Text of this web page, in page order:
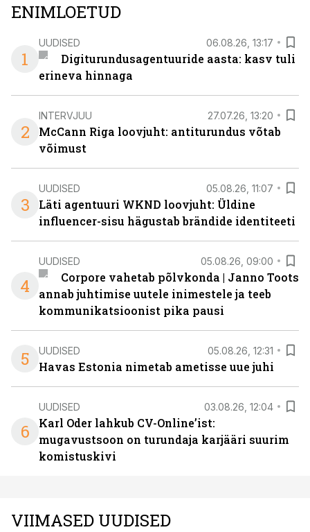
ENIMLOETUD
1
UUDISED 06.08.26, 13:17
Digiturundusagentuuride aasta: kasv tuli
erineva hinnaga
2
INTERVJUU 27.07.26, 13:20
McCann Riga loovjuht: antiturundus võtab
võimust
3
UUDISED 05.08.26, 11:07
Läti agentuuri WKND loovjuht: Üldine
influencer-sisu hägustab brändide identiteeti
4
UUDISED 05.08.26, 09:00
Corpore vahetab põlvkonda | Janno Toots
annab juhtimise uutele inimestele ja teeb
kommunikatsioonist pika pausi
5 UUDISED 05.08.26, 12:31
Havas Estonia nimetab ametisse uue juhi
6
UUDISED 03.08.26, 12:04
Karl Oder lahkub CV-Online’ist:
mugavustsoon on turundaja karjääri suurim
komistuskivi
VIIMASED UUDISED